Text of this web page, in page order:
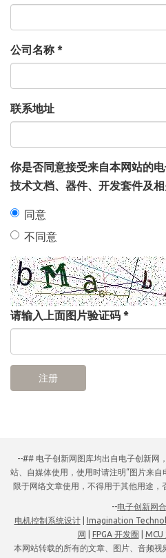
公司名称 *
联系地址
你是否同意接受来自本网站的
技术文档、器件、开发套件及
同意
不同意
请输入上面图片验证码 *
注册
--## 电子创新网图库均出自电子创新网
站、自媒体使用，使用时请注明“图片来
限于网络文章使用，不得用于其他用途
--电子创新网
电机控制系统设计| Imagination
网
FPGA 开发圈 MCU
本网站转载的所有的文章、图片、音频